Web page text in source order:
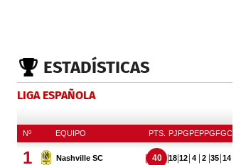
ESTADÍSTICAS
LIGA ESPAÑOLA